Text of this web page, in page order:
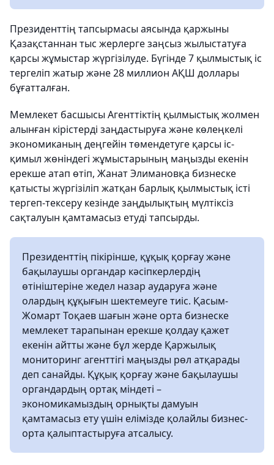
Президенттің тапсырмасы аясында қаржыны
Қазақстаннан тыс жерлерге заңсыз жылыстатуға
қарсы жұмыстар жүргізілуде. Бүгінде 7 қылмыстық іс
тергеліп жатыр және 28 миллион АҚШ доллары
бұғатталған.
Мемлекет басшысы Агенттіктің қылмыстық жолмен
алынған кірістерді заңдастыруға және көлеңкелі
экономиканың деңгейін төмендетуге қарсы іс-
қимыл жөніндегі жұмыстарының маңызды екенін
ерекше атап өтіп, Жанат Элимановқа бизнеске
қатысты жүргізіліп жатқан барлық қылмыстық істі
тергеп-тексеру кезінде заңдылықтың мүлтіксіз
сақталуын қамтамасыз етуді тапсырды.
Президенттің пікірінше, құқық қорғау және
бақылаушы органдар кәсіпкерлердің
өтініштеріне жедел назар аударуға және
олардың құқығын шектемеуге тиіс. Қасым-
Жомарт Тоқаев шағын және орта бизнеске
мемлекет тарапынан ерекше қолдау қажет
екенін айтты және бұл жерде Қаржылық
мониторинг агенттігі маңызды рөл атқарады
деп санайды. Құқық қорғау және бақылаушы
органдардың ортақ міндеті –
экономикамыздың орнықты дамуын
қамтамасыз ету үшін елімізде қолайлы бизнес-
орта қалыптастыруға атсалысу.